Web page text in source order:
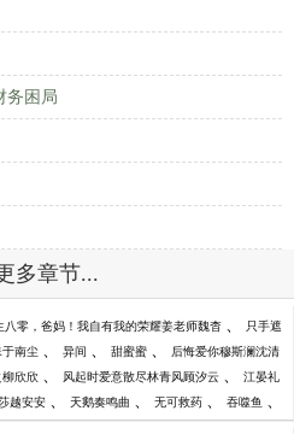
务困局
多章节...
八零，爸妈！我自有我的荣耀姜老师魏杳 、 只手遮
于南尘 、 异间 、 甜蜜蜜 、 后悔爱你穆斯澜沈清
柳欣欣 、 风起时爱意散尽林青风顾汐云 、 江晏礼
越安安 、 天鹅奏鸣曲 、 无可救药 、 吞噬鱼 、